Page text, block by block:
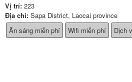
Vị trí: 223
Địa chỉ: Sapa District, Laocai province
Ăn sáng miễn phí
Wifi miễn phí Dịch